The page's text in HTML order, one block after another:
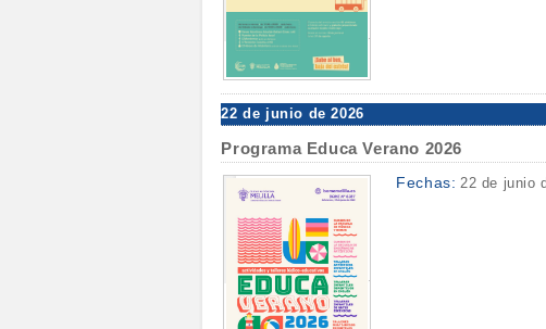
22 de junio de 2026
Programa Educa Verano 2026
Fechas: 22 de junio